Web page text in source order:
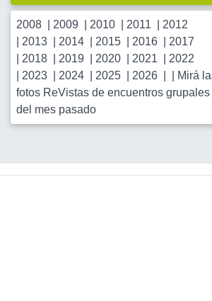
2008 2009 2010 2011
2012
2013 2014 2015 2016
2017
2018 2019 2020 2021
2022
2023 2024 2025 2026
Mirá
fotos ReVistas de encuentros grupales
del mes pasado